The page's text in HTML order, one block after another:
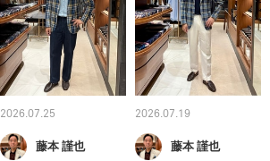
2026.07.25
藤本 謹也
2026.07.19
藤本 謹也